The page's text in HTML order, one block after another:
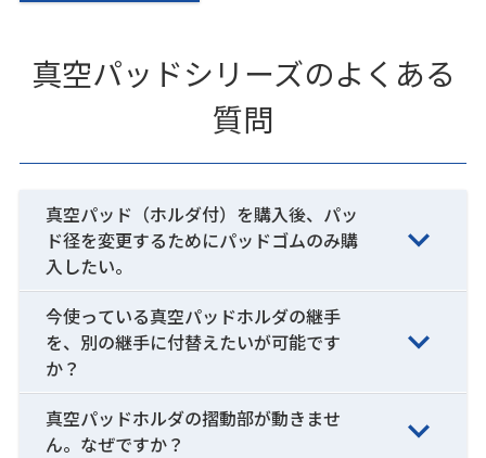
真空パッドシリーズのよくある
質問
真空パッド（ホルダ付）を購入後、パッ
ド径を変更するためにパッドゴムのみ購
入したい。
今使っている真空パッドホルダの継手
を、別の継手に付替えたいが可能です
か？
真空パッドホルダの摺動部が動きませ
ん。なぜですか？